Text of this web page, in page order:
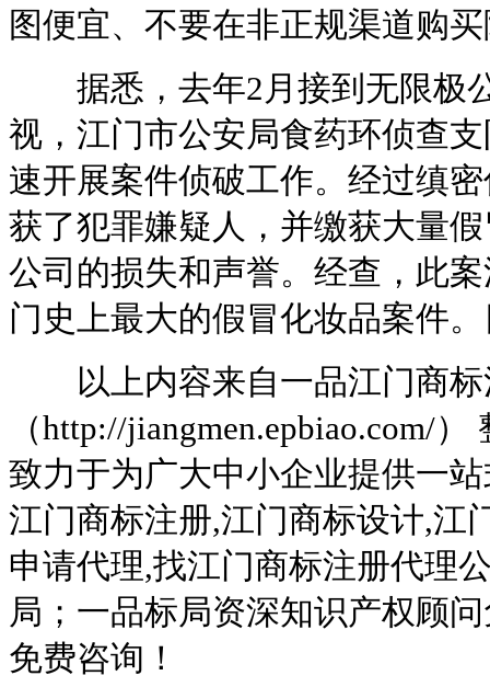
图便宜、不要在非正规渠道购
据悉，去年2月接到无限极
视，江门市公安局食药环侦查
速开展案件侦破工作。经过缜
获了犯罪嫌疑人，并缴获大量
公司的损失和声誉。经查，此
门史上最大的假冒化妆品案件
以上内容来自一品江门商标
（http://jiangmen.epbiao.com/
致力于为广大中小企业提供一
江门商标注册,江门商标设计,江
申请代理,找江门商标注册代理
局；一品标局资深知识产权顾
免费咨询！